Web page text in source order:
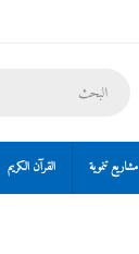
مشاريع تنموية القرآن الكريم